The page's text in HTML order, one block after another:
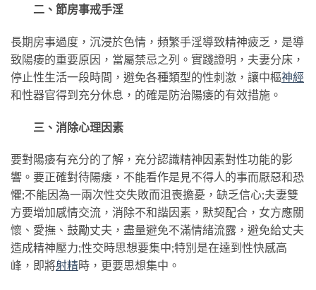
二、節房事戒手淫
長期房事過度，沉浸於色情，頻繁手淫導致精神疲乏，是導
致陽痿的重要原因，當屬禁忌之列。實踐證明，夫妻分床，
停止性生活一段時間，避免各種類型的性刺激，讓中樞神經
和性器官得到充分休息，的確是防治陽痿的有效措施。
三、消除心理因素
要對陽痿有充分的了解，充分認識精神因素對性功能的影
響。要正確對待陽痿，不能看作是見不得人的事而厭惡和恐
懼;不能因為一兩次性交失敗而沮喪擔憂，缺乏信心;夫妻雙
方要增加感情交流，消除不和諧因素，默契配合，女方應關
懷、愛撫、鼓勵丈夫，盡量避免不滿情緒流露，避免給丈夫
造成精神壓力;性交時思想要集中;特別是在達到性快感高
峰，即將射精時，更要思想集中。